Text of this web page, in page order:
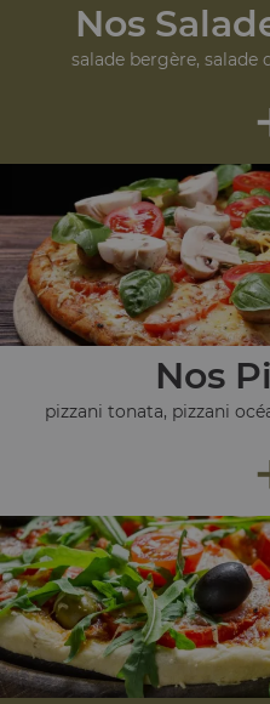
Nos
salade bergère, salade
Nos
pizzani tonata, pizzani